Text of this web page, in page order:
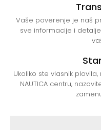
Vaše poverenje je naš
sve informacije i
Ukoliko ste vlasnik
NAUTICA centru,